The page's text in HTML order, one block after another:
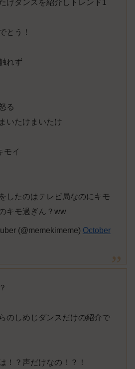
けダンスを紹介しトレンド1
とう！
れず
る
いたけまいたけ
モイ
したのはテレビ局なのにキモ
キモ過ぎん？ww
(@memekimeme) October
のしめじダンスだけの紹介で
！？声だけなの！？！